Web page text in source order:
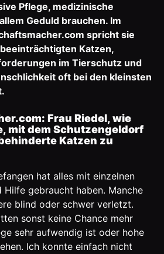
Pflege, medizinische
Geduld brauchen. Im
spricht sie
Katzen,
im Tierschutz und
oft bei den kleinsten
Frau Riedel, wie
mit dem Schutzengeldorf
Katzen zu
hat alles mit einzelnen
Hilfe gebraucht haben. Manche
blind oder schwer verletzt.
sonst keine Chance mehr
sehr aufwendig ist oder hohe
Ich konnte einfach nicht